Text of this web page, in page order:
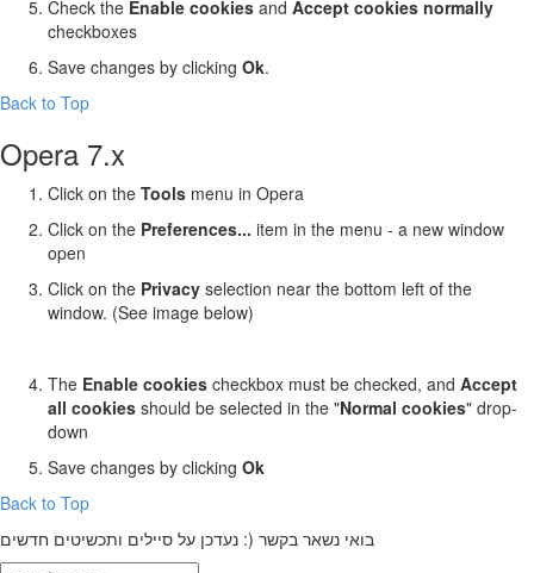
Check the Enable cookies and Accept cookies normally
checkboxes
Save changes by clicking Ok.
Back to Top
Opera 7.x
Click on the Tools menu in Opera
Click on the Preferences... item in the menu - a new window
open
Click on the Privacy selection near the bottom left of the
window. (See image below)
The Enable cookies checkbox must be checked, and Accept
all cookies should be selected in the "Normal cookies" drop-
down
Save changes by clicking Ok
Back to Top
בואי נשאר בקשר (: נעדכן על סיילים ותכשיטים חדשים